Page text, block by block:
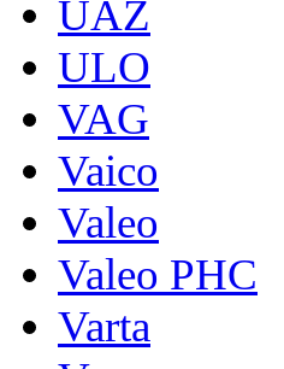
UAZ
ULO
VAG
Vaico
Valeo
Valeo PHC
Varta